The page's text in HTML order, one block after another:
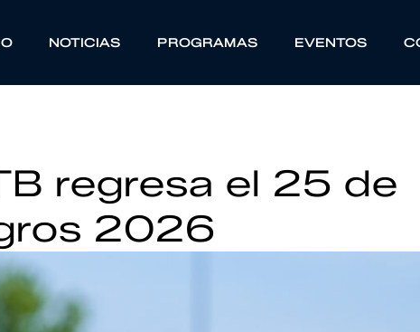
NOTICIAS PROGRAMAS EVENTOS
regresa el 25 de
2026